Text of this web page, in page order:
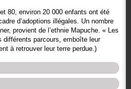
80, environ 20 000 enfants ont été
d’adoptions illégales. Un nombre
provient de l’ethnie Mapuche. « Les
parcours, emboîte leur
à retrouver leur terre perdue.)